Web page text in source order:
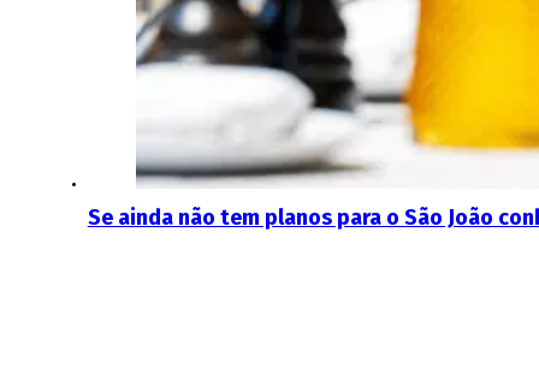
Se ainda não tem planos para o São João